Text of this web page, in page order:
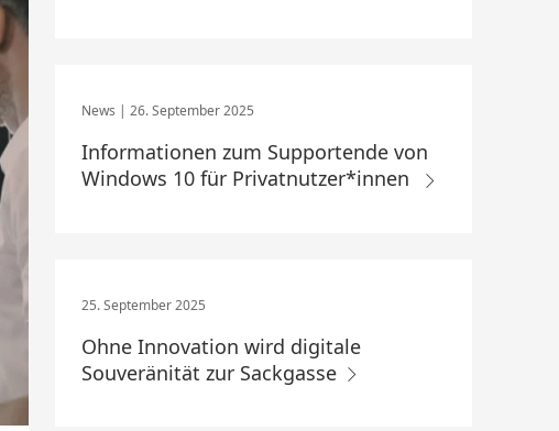
26. September 2025
Informationen zum Supportende von
Windows 10 für Privatnutzer*innen
25. September 2025
Ohne Innovation wird digitale
Souveränität zur Sackgasse